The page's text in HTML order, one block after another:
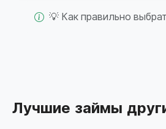
💡 Как правильно
Лучшие займы